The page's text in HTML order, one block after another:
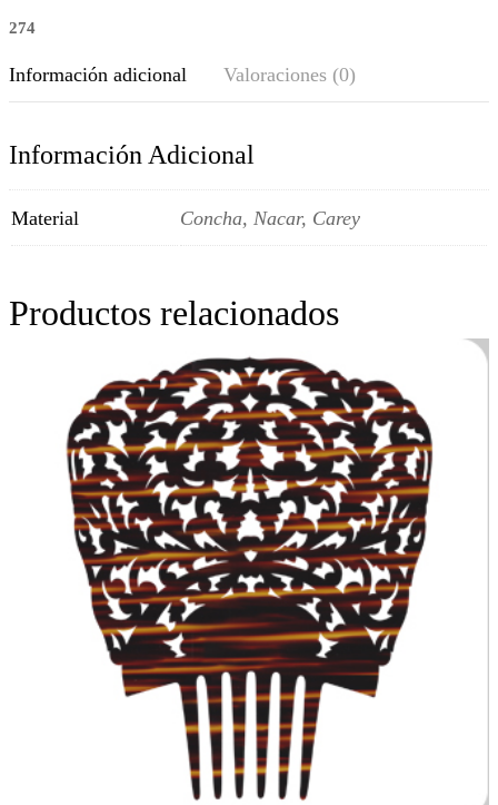
a
n
d
a
274
Información adicional Valoraciones (0)
Información Adicional
Material Concha, Nacar, Carey
Productos relacionados